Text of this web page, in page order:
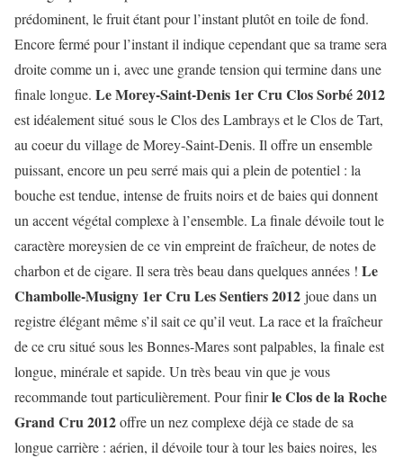
prédominent, le fruit étant pour l’instant plutôt en toile de fond.
Encore fermé pour l’instant il indique cependant que sa trame sera
droite comme un i, avec une grande tension qui termine dans une
finale longue. Le Morey-Saint-Denis 1er Cru Clos Sorbé 2012
est idéalement situé sous le Clos des Lambrays et le Clos de Tart,
au coeur du village de Morey-Saint-Denis. Il offre un ensemble
puissant, encore un peu serré mais qui a plein de potentiel : la
bouche est tendue, intense de fruits noirs et de baies qui donnent
un accent végétal complexe à l’ensemble. La finale dévoile tout le
caractère moreysien de ce vin empreint de fraîcheur, de notes de
charbon et de cigare. Il sera très beau dans quelques années ! Le
Chambolle-Musigny 1er Cru Les Sentiers 2012 joue dans un
registre élégant même s’il sait ce qu’il veut. La race et la fraîcheur
de ce cru situé sous les Bonnes-Mares sont palpables, la finale est
longue, minérale et sapide. Un très beau vin que je vous
recommande tout particulièrement. Pour finirle Clos de la Roche
Grand Cru 2012offre un nez complexe déjà ce stade de sa
longue carrière : aérien, il dévoile tour à tour les baies noires, les